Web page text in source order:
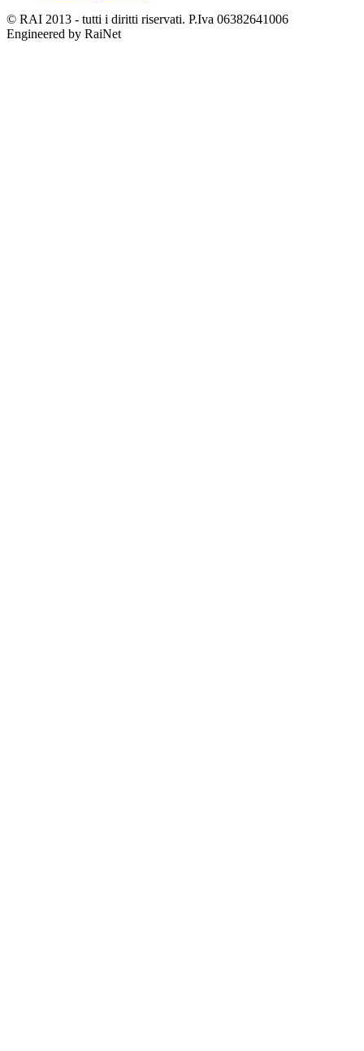
© RAI 2013 - tutti i diritti riservati. P.Iva 06382641006
Engineered by RaiNet